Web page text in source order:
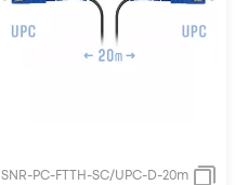
SNR-PC-FTTH-SC/UPC-D-20m